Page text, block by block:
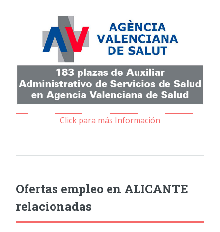
Click para más Información
Ofertas empleo en ALICANTE
relacionadas